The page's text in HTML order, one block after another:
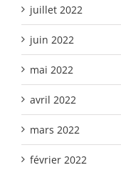
juillet 2022
juin 2022
mai 2022
avril 2022
mars 2022
février 2022